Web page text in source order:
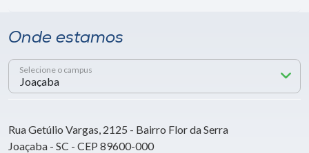
Onde estamos
Selecione o campus
Rua Getúlio Vargas, 2125 - Bairro Flor da Serra
Joaçaba - SC - CEP 89600-000